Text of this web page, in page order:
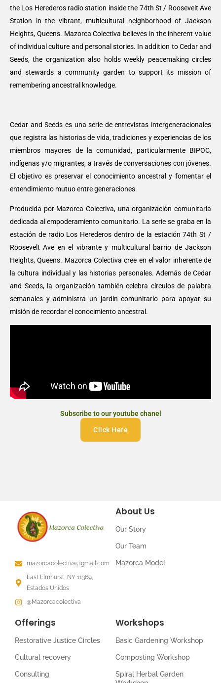
the Los Herederos radio station inside the 74th St / Roosevelt Ave
Station in the vibrant, multicultural neighborhood of Jackson
Heights, Queens. Mazorca Colectiva believes in the inherent value
of individual culture and personal stories. In addition to Cedar and
Seeds, the organization also holds weekly peacemaking circles
and stewards a community garden to support its mission of
remembering ancestral knowledge.
Cedar and Seeds es una serie de entrevistas intergeneracionales
que registra las historias de vida, tradiciones y experiencias de los
miembros mayores de la comunidad, particularmente BIPOC,
indígenas y/o migrantes, a través de conversaciones con jóvenes.
El objetivo es preservar el conocimiento ancestral y fomentar el
entendimiento mutuo entre generaciones.
Producida por Mazorca Colectiva, una organización comunitaria
dedicada al empoderamiento comunitario. La serie se graba en la
estación de radio Los Herederos dentro de la estación 74th St /
Roosevelt Ave en el vibrante y multicultural barrio de Jackson
Heights, Queens. Mazorca Colectiva cree en el valor inherente de
la cultura individual y las historias personales. Además de Cedar
and Seeds, la organización también celebra círculos de palabra
semanales y administra un jardín comunitario para apoyar su
misión de recordar el conocimiento ancestral.
Subscribe to our youtube chanel
Click Here
mazorcacolectiva@gmail.com
East Elmhurst, NY 11369,
Estados Unidos
@Mazorcacolectiva
About Us
Our Story
Our Team
Mazorca Model
Offerings
Restorative Justice Circles
Cultural recovery
Consulting
Workshops
Basic Gardening Workshop
Composting Workshop
Spiral Herbal Garden